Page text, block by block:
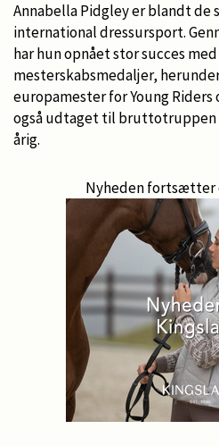
Annabella Pidgley er blandt de
international dressursport.
har hun opnået stor succes
mesterskabsmedaljer,
europamester for Young Riders
også udtaget til bruttotruppen
årig.
Nyheden fortsætter